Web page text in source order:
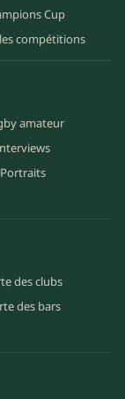
Cup
compétitions
amateur
Portraits
des clubs
des bars